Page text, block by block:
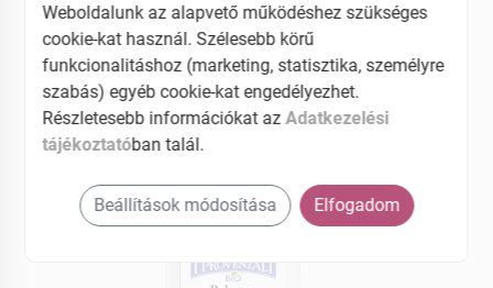
Hidratáló
Bőrregeneráló
EAN: 8025796007837
Weboldalunk az alapvető működéshez szükséges
cookie-kat használ. Szélesebb körű
funkcionalitáshoz (marketing, statisztika, személyre
szabás) egyéb cookie-kat engedélyezhet.
Részletesebb információkat azAdatkezelési
tájékoztatóban talál.
Beállítások módosítása Elfogadom